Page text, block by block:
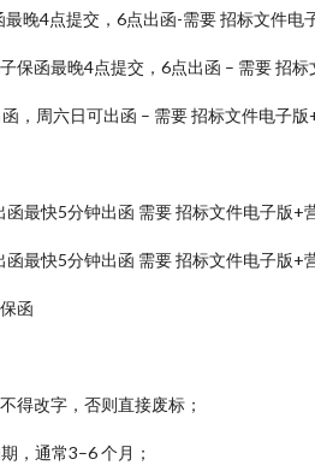
晚4点提交，6点出函-需要 招标文件
保函最晚4点提交，6点出函 – 需要 招
，周六日可出函 – 需要 招标文件电子
最快5分钟出函 需要 招标文件电子版+
最快5分钟出函 需要 招标文件电子版+
函
得改字，否则直接废标；
，通常3–6 个月；